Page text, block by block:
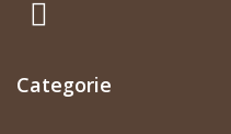
Categorie